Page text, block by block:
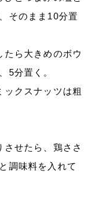
そのまま10分置
たら大きめのボウ
5分置く。
クスナッツは粗
せたら、鶏ささ
調味料を入れて